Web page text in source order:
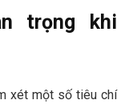
trọng khi
xét một số tiêu chí